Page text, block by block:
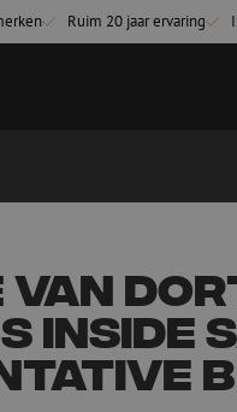
Ruim 20 jaar ervaring
OM3
OM4
van